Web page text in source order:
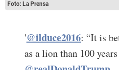
Foto: La Prensa
'@ilduce2016: “It is
as a lion than 100 years